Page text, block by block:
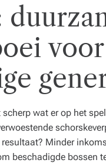
wat er op het
Minder
beschadigde bossen